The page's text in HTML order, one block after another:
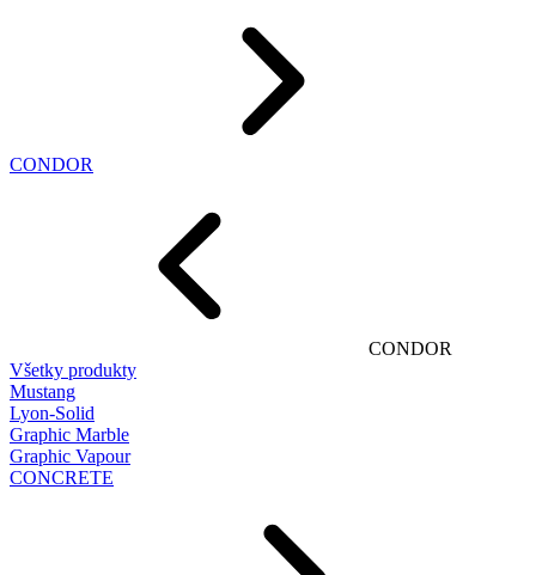
CONDOR
CONDOR
Všetky produkty
Mustang
Lyon-Solid
Graphic Marble
Graphic Vapour
CONCRETE